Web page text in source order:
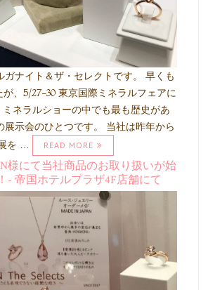
ガナイト＆ザ・セレクトです。 早くも
、5/27-30 東京国際ミネラルフェアに
ネラルショーの中でも最も歴史があ
展示会のひとつです。 当社は昨年から
を …
READ MORE
様にて当社商品のお取り扱いが始
- 帝国ホテルプラザ4F店舗にて